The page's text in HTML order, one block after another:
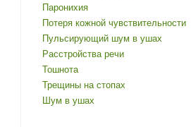
Паронихия
Потеря кожной чувствительности
Пульсирующий шум в ушах
Расстройства речи
Тошнота
Трещины на стопах
Шум в ушах